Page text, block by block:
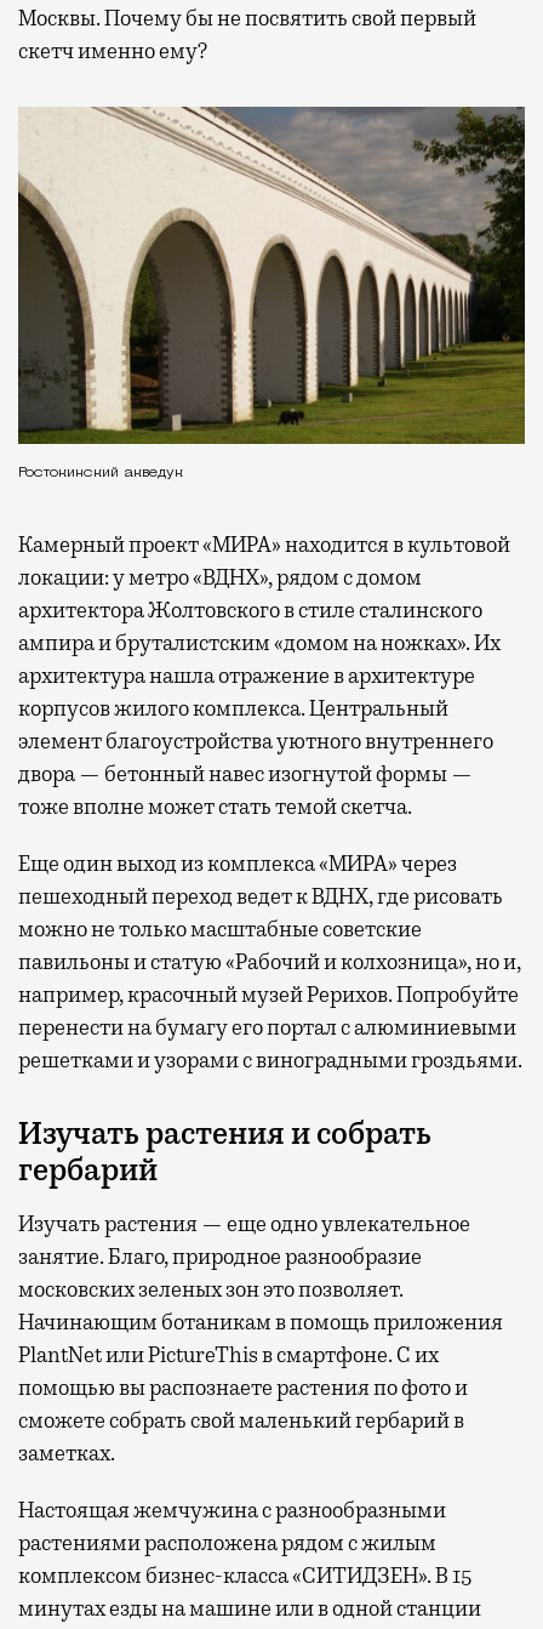
Москвы. Почему бы не посвятить свой первый
скетч именно ему?
Ростокинский акведук
Камерный проект «МИРА» находится в культовой
локации: у метро «ВДНХ», рядом с домом
архитектора Жолтовского в стиле сталинского
ампира и бруталистским «домом на ножках». Их
архитектура нашла отражение в архитектуре
корпусов жилого комплекса. Центральный
элемент благоустройства уютного внутреннего
двора — бетонный навес изогнутой формы —
тоже вполне может стать темой скетча.
Еще один выход из комплекса «МИРА» через
пешеходный переход ведет к ВДНХ, где рисовать
можно не только масштабные советские
павильоны и статую «Рабочий и колхозница», но и,
например, красочный музей Рерихов. Попробуйте
перенести на бумагу его портал с алюминиевыми
решетками и узорами с виноградными гроздьями.
Изучать растения и собрать
гербарий
Изучать растения — еще одно увлекательное
занятие. Благо, природное разнообразие
московских зеленых зон это позволяет.
Начинающим ботаникам в помощь приложения
PlantNet или PictureThis в смартфоне. С их
помощью вы распознаете растения по фото и
сможете собрать свой маленький гербарий в
заметках.
Настоящая жемчужина с разнообразными
растениями расположена рядом с жилым
комплексом бизнес-класса «СИТИДЗЕН». В 15
минутах езды на машине или в одной станции